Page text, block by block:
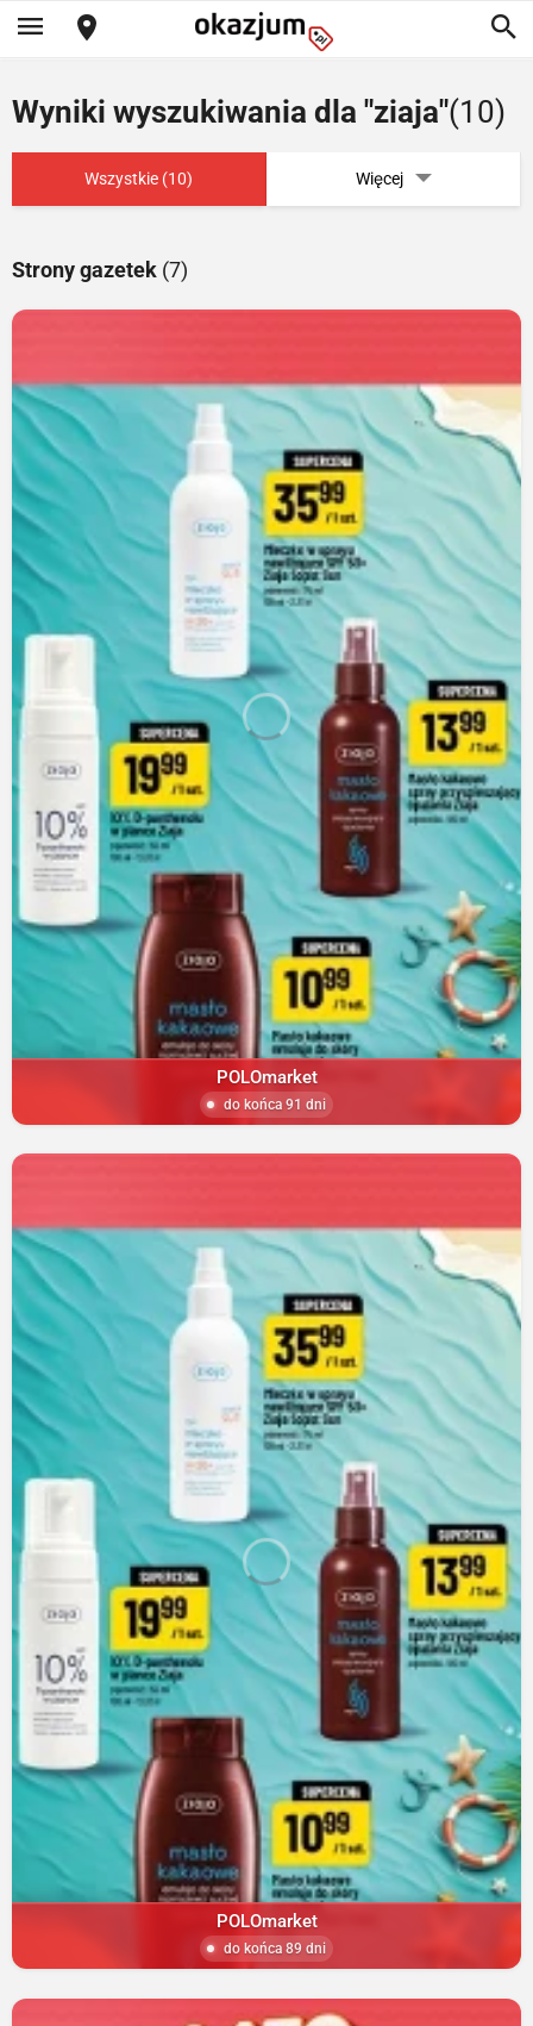
Wyniki wyszukiwania dla "ziaja"(10)
Wszystkie (10) Więcej
Strony gazetek (7)
POLOmarket
do końca 91 dni
POLOmarket
do końca 89 dni